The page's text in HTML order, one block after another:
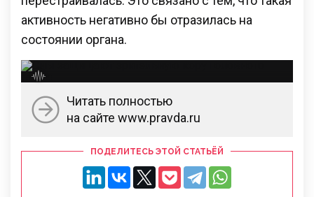
активность негативно бы отразилась на
состоянии органа.
Читать полностью
на сайте www.pravda.ru
ПОДЕЛИТЕСЬ ЭТОЙ СТАТЬЁЙ